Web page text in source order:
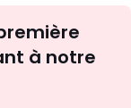
à notre